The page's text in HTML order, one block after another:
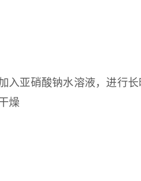
入亚硝酸钠水溶液，进行
燥